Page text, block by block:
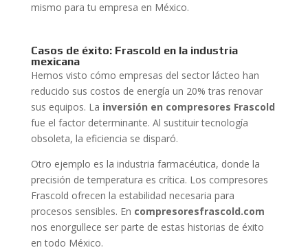
mismo para tu empresa en México.
Casos de éxito: Frascold en la industria
mexicana
Hemos visto cómo empresas del sector lácteo han
reducido sus costos de energía un 20% tras renovar
sus equipos. La inversión en compresores Frascold
fue el factor determinante. Al sustituir tecnología
obsoleta, la eficiencia se disparó.
Otro ejemplo es la industria farmacéutica, donde la
precisión de temperatura es crítica. Los compresores
Frascold ofrecen la estabilidad necesaria para
procesos sensibles. En compresoresfrascold.com
nos enorgullece ser parte de estas historias de éxito
en todo México.